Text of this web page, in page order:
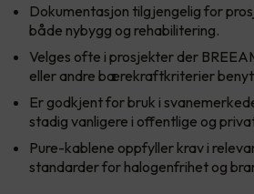
Dokumentasjon tilgjengelig for
både nybygg og rehabilitering.
Velges ofte i prosjekter der
eller andre bærekraftkriterier
Er godkjent for bruk i
stadig vanligere i offentlige og
Pure-kablene oppfyller krav i
standarder for halogenfrihet og